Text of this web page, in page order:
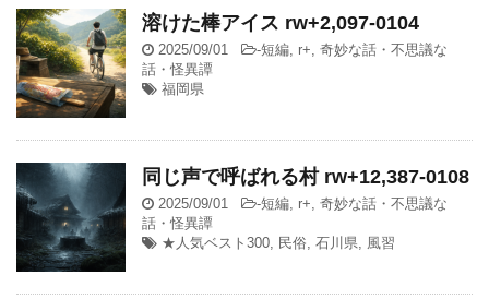
溶けた棒アイス rw+2,097-0104
2025/09/01 -短編 r+ 奇妙な話・不思議な
話・怪異譚
福岡県
同じ声で呼ばれる村 rw+12,387-0108
2025/09/01 -短編 r+ 奇妙な話・不思議な
話・怪異譚
★人気ベスト300
民俗 石川県 風習